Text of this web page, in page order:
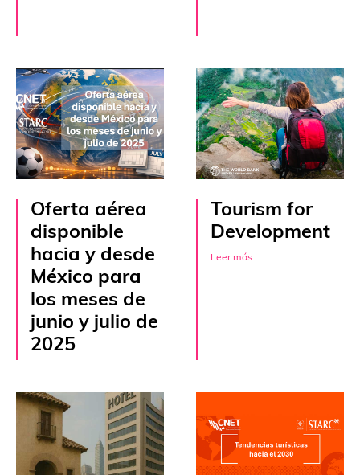
Oferta aérea
disponible
hacia y desde
México para
los meses de
junio y julio de
2025
Tourism for
Development
Leer más